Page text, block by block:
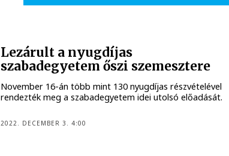
Lezárult a nyugdíjas
szabadegyetem őszi szemesztere
November 16-án több mint 130 nyugdíjas részvételével
rendezték meg a szabadegyetem idei utolsó előadását.
2022. DECEMBER 3. 4:00